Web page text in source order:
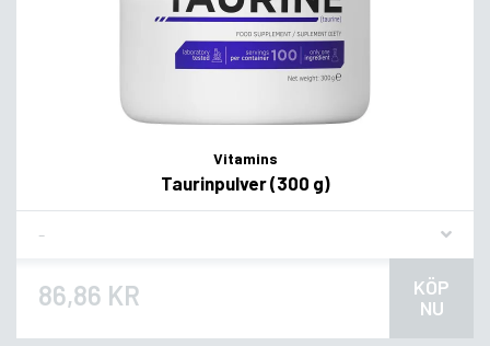
Vitamins
Taurinpulver (300 g)
86,86 KR
KÖP
NU